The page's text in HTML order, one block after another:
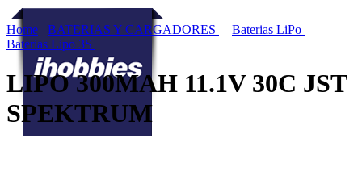
Home BATERIAS Y CARGADORES
Baterias LiPo
Baterias Lipo 3S
LIPO 300MAH 11.1V 30C JST
SPEKTRUM